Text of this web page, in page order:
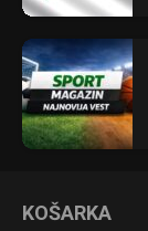
KOŠARKA